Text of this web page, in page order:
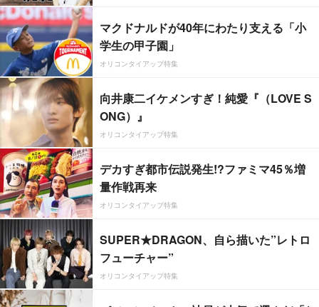
マクドナルドが40年にわたり支える「小
学生の甲子園」
オリコンタイアップ特集
向井康二イケメンすぎ！純愛『（LOVE S
ONG）』
オリコンタイアップ特集
デカすぎ都市伝説発生!?ファミマ45％増
量作戦再来
オリコンタイアップ特集
SUPER★DRAGON、自ら描いた”レトロ
フューチャー”
オリコンタイアップ特集